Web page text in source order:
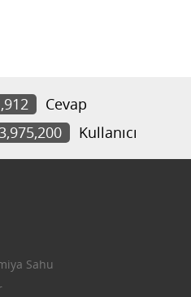
Cevap
Kullanıcı
Sahu